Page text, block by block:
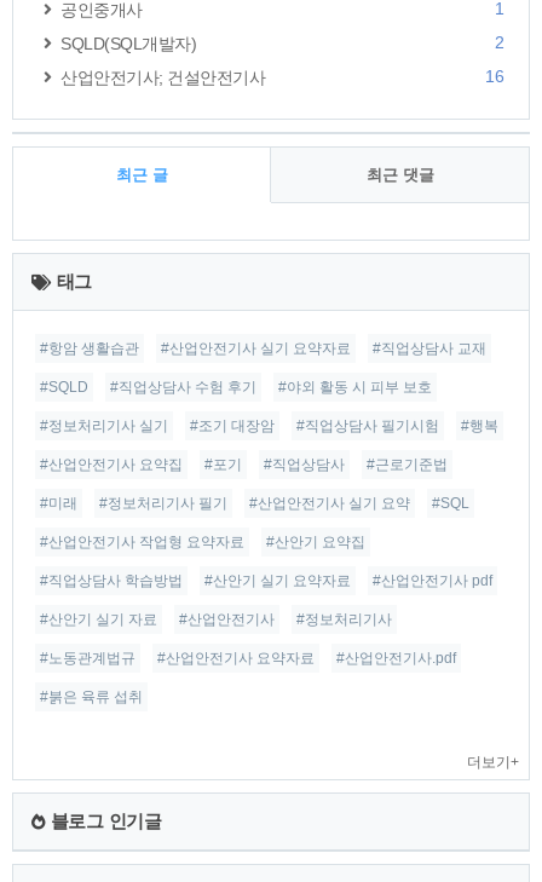
공인중개사
1
SQLD(SQL개발자)
2
산업안전기사; 건설안전기사
16
최근 글 최근 댓글
최
근
글
태그
#항암 생활습관 #산업안전기사 실기 요약자료 #직업상담사 교재
#SQLD #직업상담사 수험 후기 #야외 활동 시 피부 보호
#정보처리기사 실기 #조기 대장암 #직업상담사 필기시험 #행복
#산업안전기사 요약집 #포기 #직업상담사 #근로기준법
#미래 #정보처리기사 필기 #산업안전기사 실기 요약 #SQL
#산업안전기사 작업형 요약자료 #산안기 요약집
#직업상담사 학습방법 #산안기 실기 요약자료 #산업안전기사 pdf
#산안기 실기 자료 #산업안전기사 #정보처리기사
#노동관계법규 #산업안전기사 요약자료 #산업안전기사.pdf
#붉은 육류 섭취
더보기+
블로그 인기글